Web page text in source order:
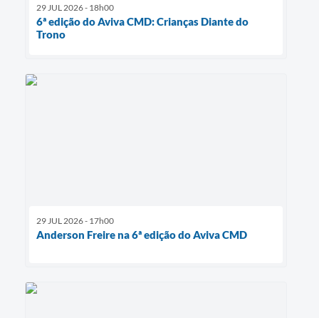
29 JUL 2026 - 18h00
6ª edição do Aviva CMD: Crianças Diante do
Trono
29 JUL 2026 - 17h00
Anderson Freire na 6ª edição do Aviva CMD